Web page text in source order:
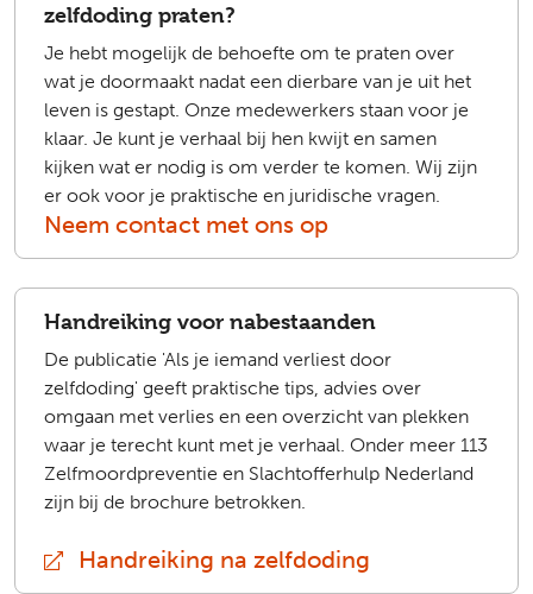
zelfdoding praten?
Je hebt mogelijk de behoefte om te praten over
wat je doormaakt nadat een dierbare van je uit het
leven is gestapt. Onze medewerkers staan voor je
klaar. Je kunt je verhaal bij hen kwijt en samen
kijken wat er nodig is om verder te komen. Wij zijn
er ook voor je praktische en juridische vragen.
Neem contact met ons op
Handreiking voor nabestaanden
De publicatie 'Als je iemand verliest door
zelfdoding' geeft praktische tips, advies over
omgaan met verlies en een overzicht van plekken
waar je terecht kunt met je verhaal. Onder meer 113
Zelfmoordpreventie en Slachtofferhulp Nederland
zijn bij de brochure betrokken.
Handreiking na zelfdoding